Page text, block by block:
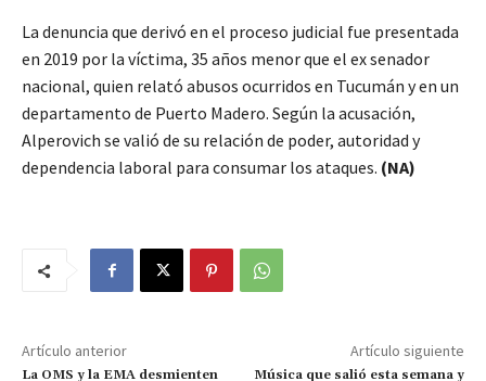
La denuncia que derivó en el proceso judicial fue presentada
en 2019 por la víctima, 35 años menor que el ex senador
nacional, quien relató abusos ocurridos en Tucumán y en un
departamento de Puerto Madero. Según la acusación,
Alperovich se valió de su relación de poder, autoridad y
dependencia laboral para consumar los ataques. (NA)
Artículo anterior
La OMS y la EMA desmienten
Artículo siguiente
Música que salió esta semana y